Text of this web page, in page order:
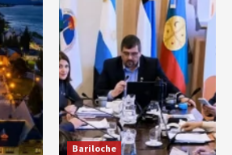
Bariloche